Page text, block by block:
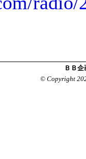
ＢＢ
© Copyright